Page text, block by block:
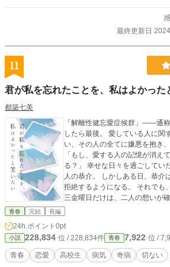
月が凪人にしたお願いは 『目覚めたとき、そばに
はどうにもできない病に罹ってしまった少年の 優しく
めたとき、必ずそばにいるって約束する」 そのために、たとえもう二度と眠り
の世界から戻れなくなったとしても――。
最終更新日
11
君が私を忘れたことを、私はよかった
都築七美
「解離性健忘愛症候群」――通称、片思い
したら最後。 愛している人に関
い、その人の全てに嫌悪を抱き
「もし、愛する人の記憶が消
る？」 幸せな日々を過ごしていた高校生二年生の奈子と、恋
人の恭介。 しかしある日、恭介
拒絶するようになる。 それでも
三金曜日だけは、二人の想いが
けれどそれも、長くは続かなかった。 最期の時、彼
に」
青春 完結 長編
24h.ポイント 0pt
小説 228,834 位 / 228,834件 青春 7,922 位 /
青春 恋愛 高校生 病気 奇病 切ない